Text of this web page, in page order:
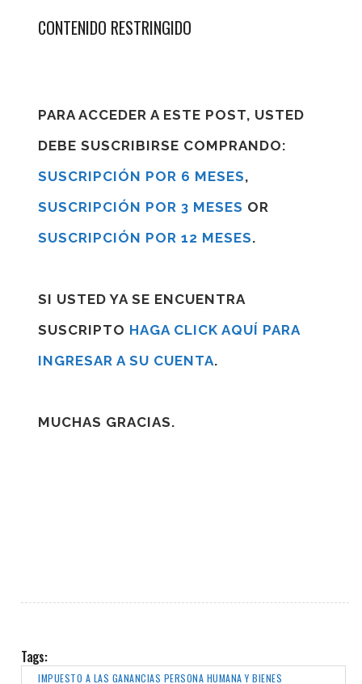
CONTENIDO RESTRINGIDO
PARA ACCEDER A ESTE POST, USTED
DEBE SUSCRIBIRSE COMPRANDO:
SUSCRIPCIÓN POR 6 MESES,
SUSCRIPCIÓN POR 3 MESES OR
SUSCRIPCIÓN POR 12 MESES.
SI USTED YA SE ENCUENTRA
SUSCRIPTO HAGA CLICK AQUÍ PARA
INGRESAR A SU CUENTA.
MUCHAS GRACIAS.
Tags:
IMPUESTO A LAS GANANCIAS PERSONA HUMANA Y BIENES